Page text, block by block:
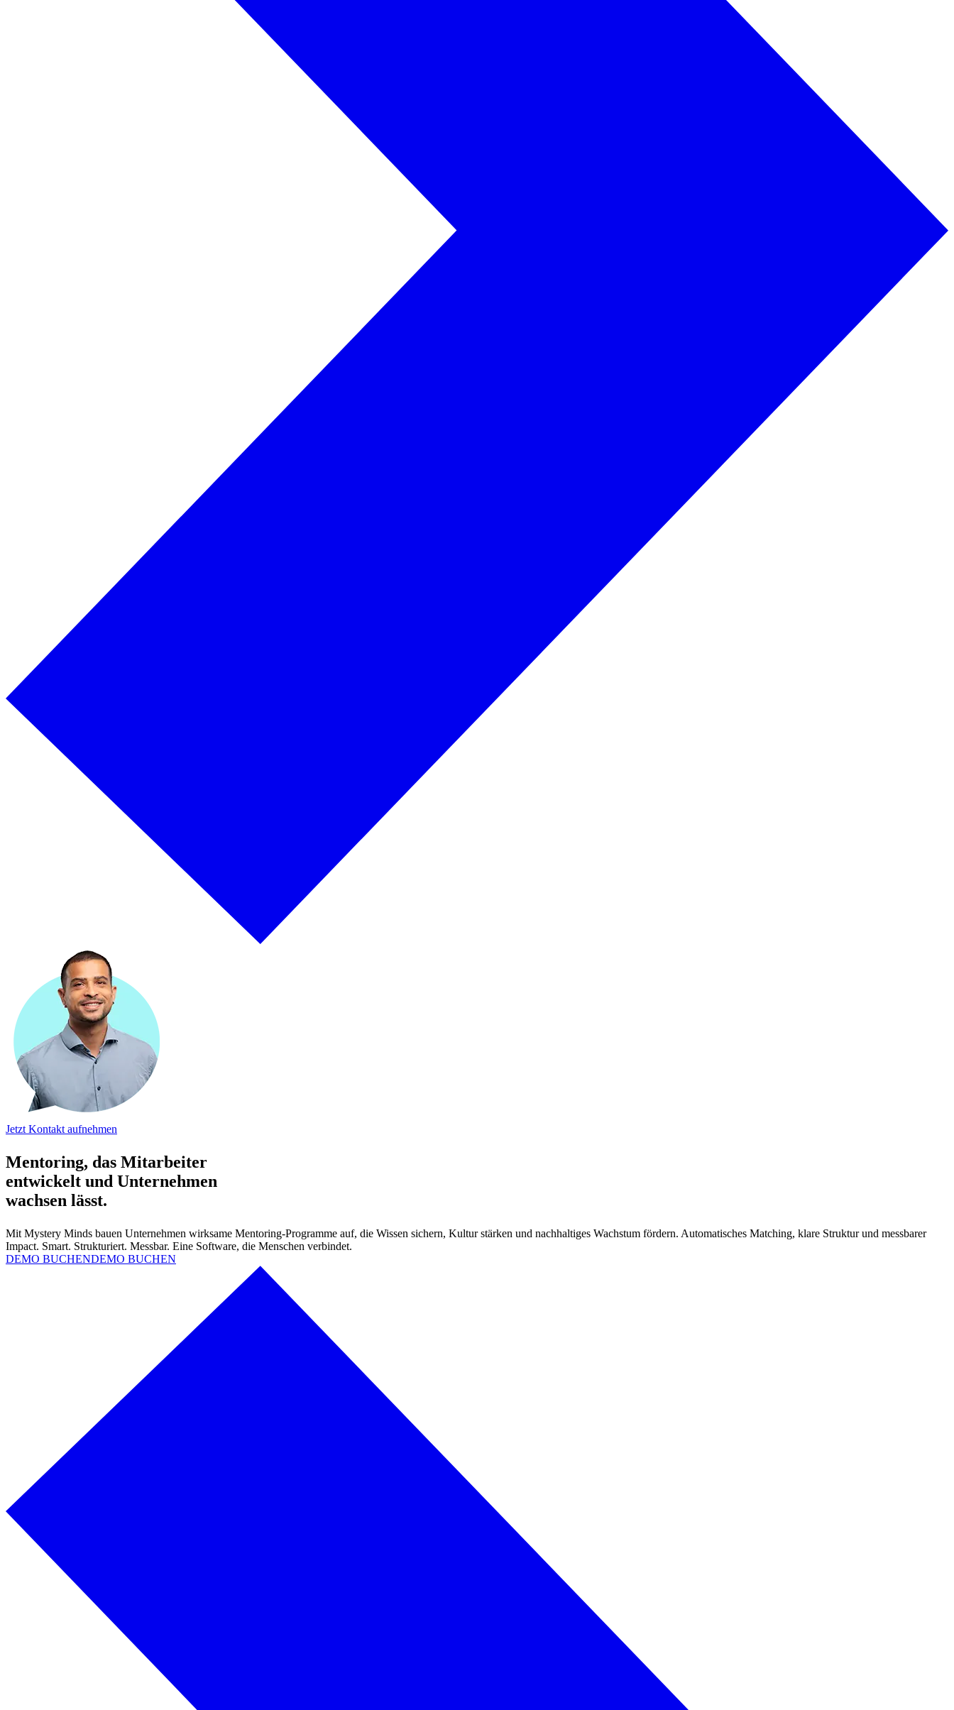
Jetzt Kontakt aufnehmen
Mentoring, das Mitarbeiter
entwickelt und Unternehmen
wachsen lässt.
Mit Mystery Minds bauen Unternehmen wirksame Mentoring-Programme auf, die Wissen sichern, Kultur stärken und nachhaltiges Wachstum fördern. Automatisches Matching, klare Struktur und messbarer
Impact. Smart. Strukturiert. Messbar. Eine Software, die Menschen verbindet.
DEMO BUCHENDEMO BUCHEN